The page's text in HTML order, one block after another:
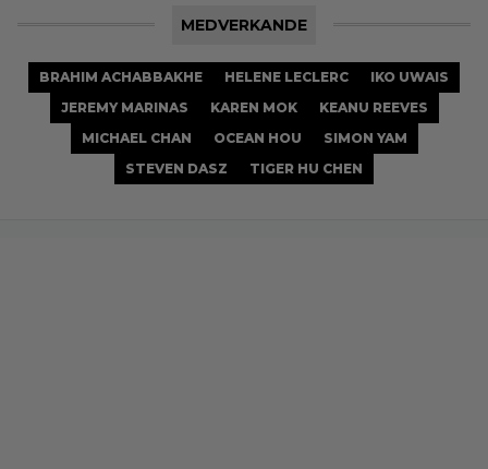
MEDVERKANDE
BRAHIM ACHABBAKHE HELENE LECLERC
IKO UWAIS
JEREMY MARINAS
KAREN MOK
KEANU REEVES
MICHAEL CHAN
OCEAN HOU
SIMON YAM
STEVEN DASZ
TIGER HU CHEN